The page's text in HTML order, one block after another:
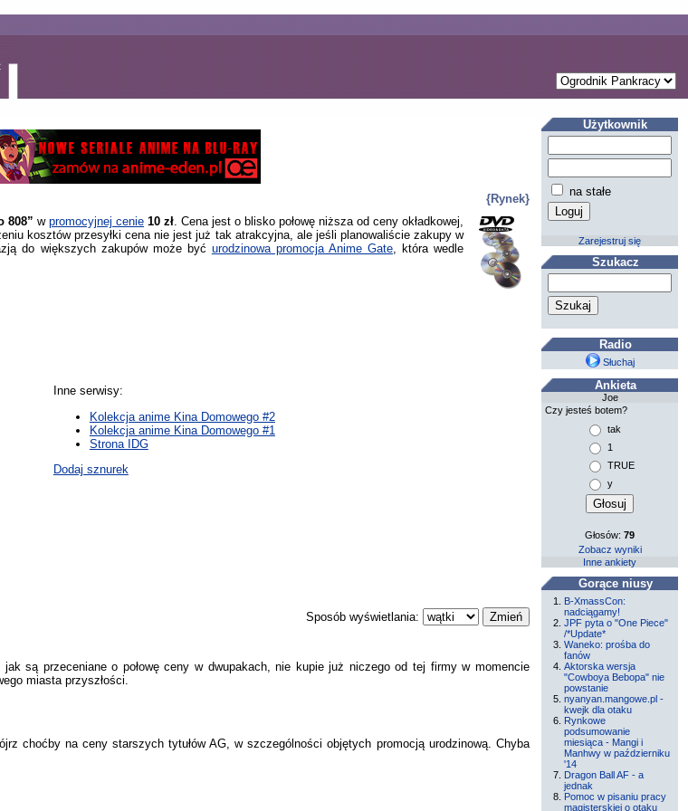
{Rynek}
808” wpromocyjnej cenie 10 zł . Cena jest o blisko połowę niższa od ceny okładkowej,
kosztów przesyłki cena nie jest już tak atrakcyjna, ale jeśli planowaliście zakupy w
do większych zakupów może być urodzinowa promocja Anime Gate, która wedle
Inne serwisy:
Kolekcja anime Kina Domowego #2
Kolekcja anime Kina Domowego #1
Strona IDG
Dodaj sznurek
Sposób wyświetlania:
są przeceniane o połowę ceny w dwupakach, nie kupie już niczego od tej firmy w momencie
miasta przyszłości.
choćby na ceny starszych tytułów AG, w szczególności objętych promocją urodzinową. Chyba
Użytkownik
na stałe
Zarejestruj się
Szukacz
Radio
Słuchaj
Ankieta
Joe
Czy jesteś botem?
tak
1
TRUE
y
Głosów:79
Zobacz wyniki
Inne ankiety
Gorące niusy
B-XmassCon:
nadciągamy!
JPF pyta o "One Piece"
/*Update*
Waneko: prośba do
fanów
Aktorska wersja
"Cowboya Bebopa" nie
powstanie
nyanyan.mangowe.pl -
kwejk dla otaku
Rynkowe
podsumowanie
miesiąca - Mangi i
Manhwy w październiku
'14
Dragon Ball AF - a
jednak
Pomoc w pisaniu pracy
magisterskiej o otaku